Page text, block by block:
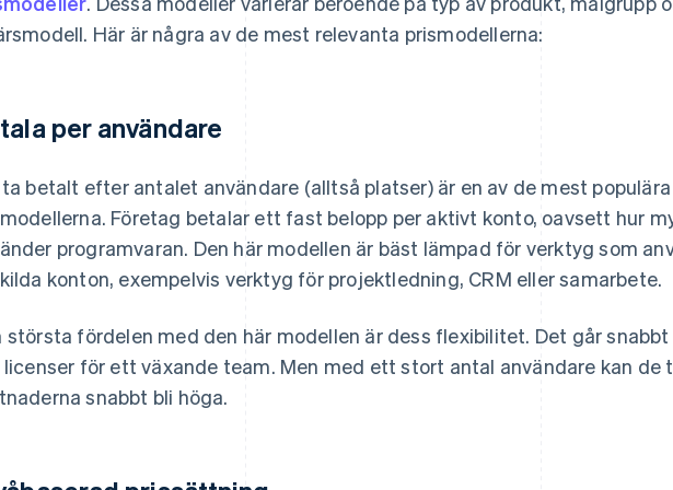
Här är några av de mest relevanta prismodellerna:
per användare
betalt efter antalet användare (alltså platser) är en av de mest populära
Företag betalar ett fast belopp per aktivt konto, oavsett hur
programvaran. Den här modellen är bäst lämpad för verktyg som
konton, exempelvis verktyg för projektledning, CRM eller samarbete.
största fördelen med den här modellen är dess flexibilitet. Det går
licenser för ett växande team. Men med ett stort antal användare kan de
snabbt bli höga.